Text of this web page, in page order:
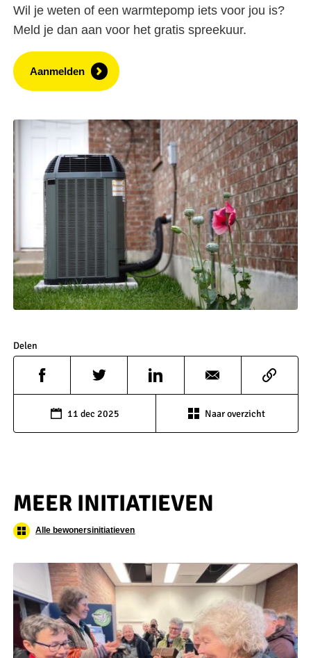
Wil je weten of een warmtepomp iets voor jou is?
Meld je dan aan voor het gratis spreekuur.
Aanmelden
Delen
11 dec 2025 Naar overzicht
MEER INITIATIEVEN
Alle bewonersinitiatieven